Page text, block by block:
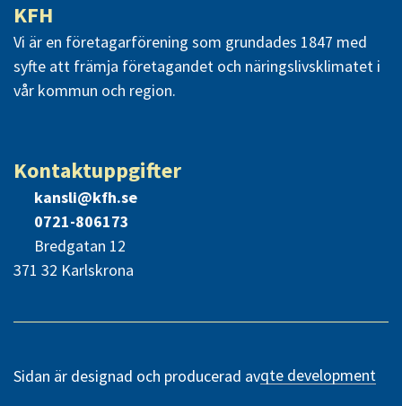
KFH
Vi är en företagarförening som grundades 1847 med
syfte att främja företagandet och näringslivsklimatet i
vår kommun och region.
Kontaktuppgifter
kansli@kfh.se
0721-806173
Bredgatan 12
371 32 Karlskrona
Sidan är designad och producerad avqte development